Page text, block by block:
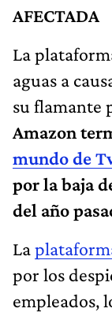
AFECTADA
La
aguas a
su flamante
Amazon
mundo de
por la baja
del año
La
por los
empleados,